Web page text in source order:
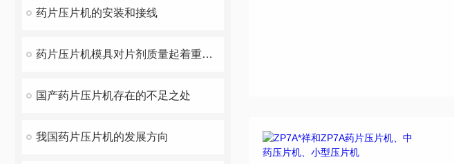
药片压片机的安装和接线
药片压片机模具对片剂质量起着重要作用
国产药片压片机存在的不足之处
我国药片压片机的发展方向